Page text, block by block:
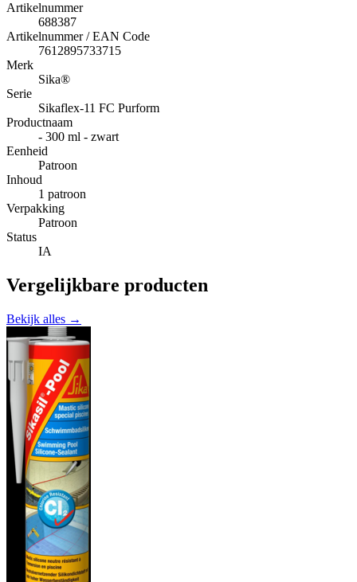
Artikelnummer
688387
Artikelnummer / EAN Code
7612895733715
Merk
Sika®
Serie
Sikaflex-11 FC Purform
Productnaam
- 300 ml - zwart
Eenheid
Patroon
Inhoud
1 patroon
Verpakking
Patroon
Status
IA
Vergelijkbare producten
Bekijk alles →